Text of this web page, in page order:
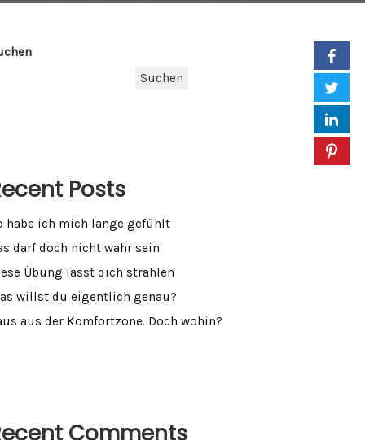
Suchen
Posts
habe ich mich lange gefühlt
darf doch nicht wahr sein
Übung lässt dich strahlen
willst du eigentlich genau?
aus der Komfortzone. Doch wohin?
Comments